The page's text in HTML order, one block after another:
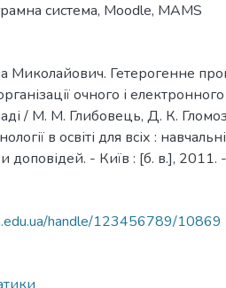
система, Moodle, MAMS
Миколайович. Гетерогенне
очного і
/ М. М. Глибовець, Д. К.
в освіті для всіх :
доповідей. - Київ : [б. в.], 2011.
handle/123456789/10869